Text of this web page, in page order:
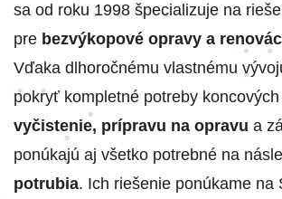
sa od roku 1998 špecializuje na
pre bezvýkopové opravy a
Vďaka dlhoročnému vlastnému
pokryť kompletné potreby
vyčistenie, prípravu na opravu a
ponúkajú aj všetko potrebné na
potrubia. Ich riešenie ponúkame na